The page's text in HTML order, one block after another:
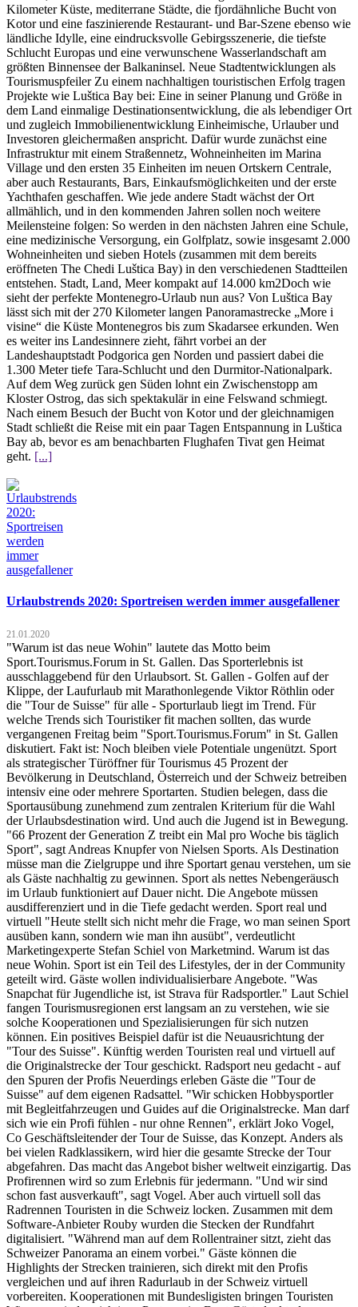
Kilometer Küste, mediterrane Städte, die fjordähnliche Bucht von
Kotor und eine faszinierende Restaurant- und Bar-Szene ebenso wie
ländliche Idylle, eine eindrucksvolle Gebirgsszenerie, die tiefste
Schlucht Europas und eine verwunschene Wasserlandschaft am
größten Binnensee der Balkaninsel. Neue Stadtentwicklungen als
Tourismuspfeiler Zu einem nachhaltigen touristischen Erfolg tragen
Projekte wie Luštica Bay bei: Eine in seiner Planung und Größe in
dem Land einmalige Destinationsentwicklung, die als lebendiger Ort
und zugleich Immobilienentwicklung Einheimische, Urlauber und
Investoren gleichermaßen anspricht. Dafür wurde zunächst eine
Infrastruktur mit einem Straßennetz, Wohneinheiten im Marina
Village und den ersten 35 Einheiten im neuen Ortskern Centrale,
aber auch Restaurants, Bars, Einkaufsmöglichkeiten und der erste
Yachthafen geschaffen. Wie jede andere Stadt wächst der Ort
allmählich, und in den kommenden Jahren sollen noch weitere
Meilensteine folgen: So werden in den nächsten Jahren eine Schule,
eine medizinische Versorgung, ein Golfplatz, sowie insgesamt 2.000
Wohneinheiten und sieben Hotels (zusammen mit dem bereits
eröffneten The Chedi Luštica Bay) in den verschiedenen Stadtteilen
entstehen. Stadt, Land, Meer kompakt auf 14.000 km2Doch wie
sieht der perfekte Montenegro-Urlaub nun aus? Von Luštica Bay
lässt sich mit der 270 Kilometer langen Panoramastrecke „More i
visine“ die Küste Montenegros bis zum Skadarsee erkunden. Wen
es weiter ins Landesinnere zieht, fährt vorbei an der
Landeshauptstadt Podgorica gen Norden und passiert dabei die
1.300 Meter tiefe Tara-Schlucht und den Durmitor-Nationalpark.
Auf dem Weg zurück gen Süden lohnt ein Zwischenstopp am
Kloster Ostrog, das sich spektakulär in eine Felswand schmiegt.
Nach einem Besuch der Bucht von Kotor und der gleichnamigen
Stadt schließt die Reise mit ein paar Tagen Entspannung in Luštica
Bay ab, bevor es am benachbarten Flughafen Tivat gen Heimat
geht. [...]
Urlaubstrends 2020: Sportreisen werden immer ausgefallener
21.01.2020
"Warum ist das neue Wohin" lautete das Motto beim
Sport.Tourismus.Forum in St. Gallen. Das Sporterlebnis ist
ausschlaggebend für den Urlaubsort. St. Gallen - Golfen auf der
Klippe, der Laufurlaub mit Marathonlegende Viktor Röthlin oder
die "Tour de Suisse" für alle - Sporturlaub liegt im Trend. Für
welche Trends sich Touristiker fit machen sollten, das wurde
vergangenen Freitag beim "Sport.Tourismus.Forum" in St. Gallen
diskutiert. Fakt ist: Noch bleiben viele Potentiale ungenützt. Sport
als strategischer Türöffner für Tourismus 45 Prozent der
Bevölkerung in Deutschland, Österreich und der Schweiz betreiben
intensiv eine oder mehrere Sportarten. Studien belegen, dass die
Sportausübung zunehmend zum zentralen Kriterium für die Wahl
der Urlaubsdestination wird. Und auch die Jugend ist in Bewegung.
"66 Prozent der Generation Z treibt ein Mal pro Woche bis täglich
Sport", sagt Andreas Knupfer von Nielsen Sports. Als Destination
müsse man die Zielgruppe und ihre Sportart genau verstehen, um sie
als Gäste nachhaltig zu gewinnen. Sport als nettes Nebengeräusch
im Urlaub funktioniert auf Dauer nicht. Die Angebote müssen
ausdifferenziert und in die Tiefe gedacht werden. Sport real und
virtuell "Heute stellt sich nicht mehr die Frage, wo man seinen Sport
ausüben kann, sondern wie man ihn ausübt", verdeutlicht
Marketingexperte Stefan Schiel von Marketmind. Warum ist das
neue Wohin. Sport ist ein Teil des Lifestyles, der in der Community
geteilt wird. Gäste wollen individualisierbare Angebote. "Was
Snapchat für Jugendliche ist, ist Strava für Radsportler." Laut Schiel
fangen Tourismusregionen erst langsam an zu verstehen, wie sie
solche Kooperationen und Spezialisierungen für sich nutzen
können. Ein positives Beispiel dafür ist die Neuausrichtung der
"Tour des Suisse". Künftig werden Touristen real und virtuell auf
die Originalstrecke der Tour geschickt. Radsport neu gedacht - auf
den Spuren der Profis Neuerdings erleben Gäste die "Tour de
Suisse" auf dem eigenen Radsattel. "Wir schicken Hobbysportler
mit Begleitfahrzeugen und Guides auf die Originalstrecke. Man darf
sich wie ein Profi fühlen - nur ohne Rennen", erklärt Joko Vogel,
Co Geschäftsleitender der Tour de Suisse, das Konzept. Anders als
bei vielen Radklassikern, wird hier die gesamte Strecke der Tour
abgefahren. Das macht das Angebot bisher weltweit einzigartig. Das
Profirennen wird so zum Erlebnis für jedermann. "Und wir sind
schon fast ausverkauft", sagt Vogel. Aber auch virtuell soll das
Radrennen Touristen in die Schweiz locken. Zusammen mit dem
Software-Anbieter Rouby wurden die Stecken der Rundfahrt
digitalisiert. "Während man auf dem Rollentrainer sitzt, zieht das
Schweizer Panorama an einem vorbei." Gäste können die
Highlights der Strecken trainieren, sich direkt mit den Profis
vergleichen und auf ihren Radurlaub in der Schweiz virtuell
vorbereiten. Kooperationen mit Bundesligisten bringen Touristen